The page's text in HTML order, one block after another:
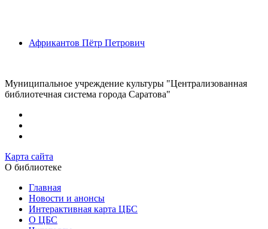
Африкантов Пётр Петрович
Муниципальное учреждение культуры "Централизованная
библиотечная система города Саратова"
Карта сайта
О библиотеке
Главная
Новости и анонсы
Интерактивная карта ЦБС
О ЦБС